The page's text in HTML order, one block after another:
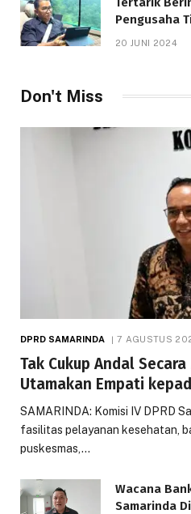
Pengusaha
1.000 Hektare
20 JUNI 2024
Don't Miss
DPRD SAMARINDA 7 AGUSTUS
Tak Cukup Andal
Utamakan Empati
SAMARINDA: Komisi IV DPRD
fasilitas pelayanan kesehatan,
puskesmas,…
Wacana
Samarinda